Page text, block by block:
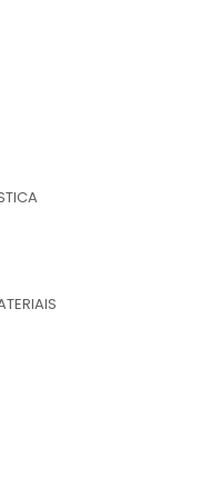
e não
podem ser
e anual;